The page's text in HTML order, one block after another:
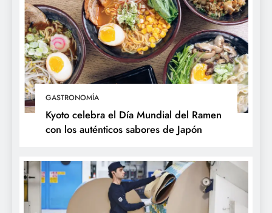
GASTRONOMÍA
Kyoto celebra el Día Mundial del Ramen
con los auténticos sabores de Japón